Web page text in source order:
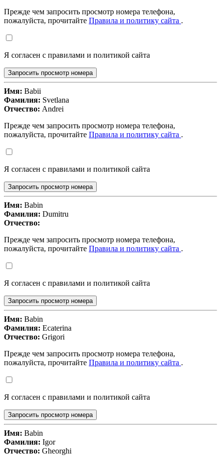
Прежде чем запросить просмотр номера телефона,
пожалуйста, прочитайте Правила и политику сайта .
Я согласен с правилами и политикой сайта
Запросить просмотр номера
Имя: Babii
Фамилия: Svetlana
Отчество: Andrei
Прежде чем запросить просмотр номера телефона,
пожалуйста, прочитайте Правила и политику сайта .
Я согласен с правилами и политикой сайта
Запросить просмотр номера
Имя: Babin
Фамилия: Dumitru
Отчество:
Прежде чем запросить просмотр номера телефона,
пожалуйста, прочитайте Правила и политику сайта .
Я согласен с правилами и политикой сайта
Запросить просмотр номера
Имя: Babin
Фамилия: Ecaterina
Отчество: Grigori
Прежде чем запросить просмотр номера телефона,
пожалуйста, прочитайте Правила и политику сайта .
Я согласен с правилами и политикой сайта
Запросить просмотр номера
Имя: Babin
Фамилия: Igor
Отчество: Gheorghi